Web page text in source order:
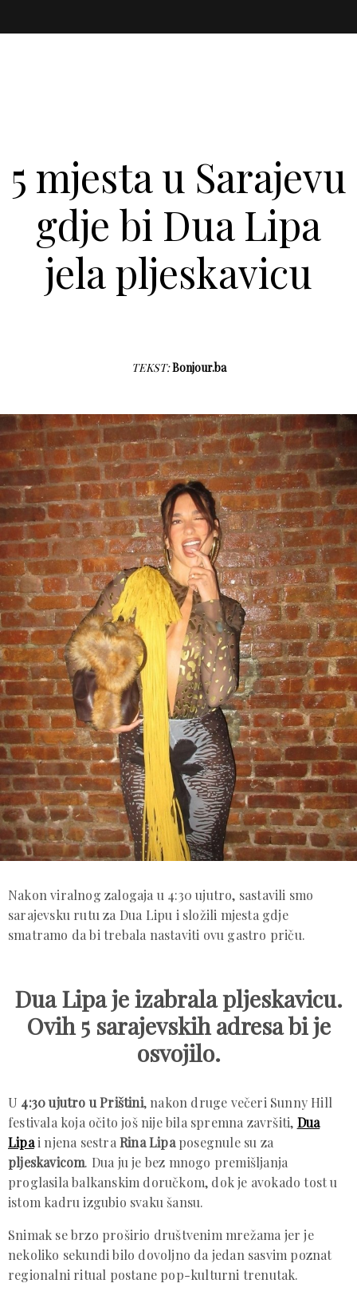
5 mjesta u Sarajevu
gdje bi Dua Lipa
jela pljeskavicu
TEKST:Bonjour.ba
Nakon viralnog zalogaja u 4:30 ujutro, sastavili smo
sarajevsku rutu za Dua Lipu i složili mjesta gdje
smatramo da bi trebala nastaviti ovu gastro priču.
Dua Lipa je izabrala pljeskavicu.
Ovih 5 sarajevskih adresa bi je
osvojilo.
U 4:30 ujutro u Prištini, nakon druge večeri Sunny Hill
festivala koja očito još nije bila spremna završiti, Dua
Lipai njena sestraRina Lipaposegnule su za
pljeskavicom. Dua ju je bez mnogo premišljanja
proglasila balkanskim doručkom, dok je avokado tost u
istom kadru izgubio svaku šansu.
Snimak se brzo proširio društvenim mrežama jer je
nekoliko sekundi bilo dovoljno da jedan sasvim poznat
regionalni ritual postane pop-kulturni trenutak.